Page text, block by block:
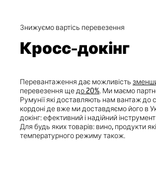
Знижуємо вартісь перевезення
Кросс-докінг
Перевантаження дає можливість
перевезення щедо 20%. Ми маємо
Румунії які доставляють нам вантаж до
кордоні де вже ми доставдяємо його в
докінг: ефективний і надійний інструмент
Для будь яких товарів: вино, продукти
температурного режиму також.